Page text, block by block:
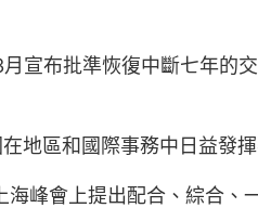
宣布批準恢復中斷七年的
地區和國際事務中日益發
峰會上提出配合、綜合、